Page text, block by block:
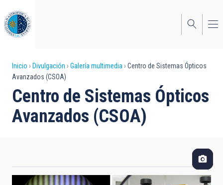
al
contenido
principal
Sobrescribir
enlaces
de
ayuda
navegación
Inicio Divulgación Galería multimedia
Centro de Sistemas Ópticos
Avanzados (CSOA)
Centro de Sistemas Ópticos
Avanzados (CSOA)